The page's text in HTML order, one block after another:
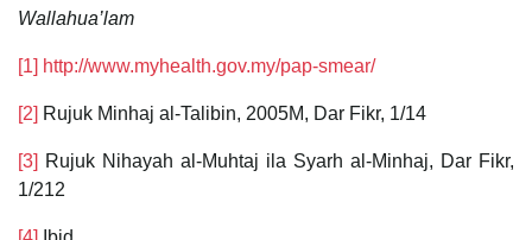
Wallahua’lam
[1] http://www.myhealth.gov.my/pap-smear/
[2] Rujuk Minhaj al-Talibin, 2005M, Dar Fikr, 1/14
[3] Rujuk Nihayah al-Muhtaj ila Syarh al-Minhaj, Dar Fikr,
1/212